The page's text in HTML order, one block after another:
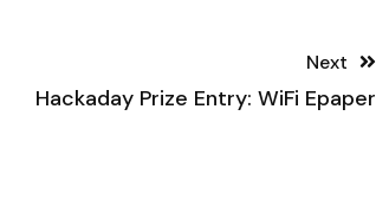
Next
Hackaday Prize Entry: WiFi Epaper